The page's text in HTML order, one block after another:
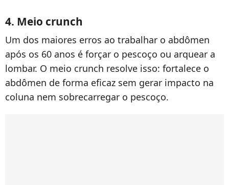
4. Meio crunch
Um dos maiores erros ao trabalhar o abdômen
após os 60 anos é forçar o pescoço ou arquear a
lombar. O meio crunch resolve isso: fortalece o
abdômen de forma eficaz sem gerar impacto na
coluna nem sobrecarregar o pescoço.